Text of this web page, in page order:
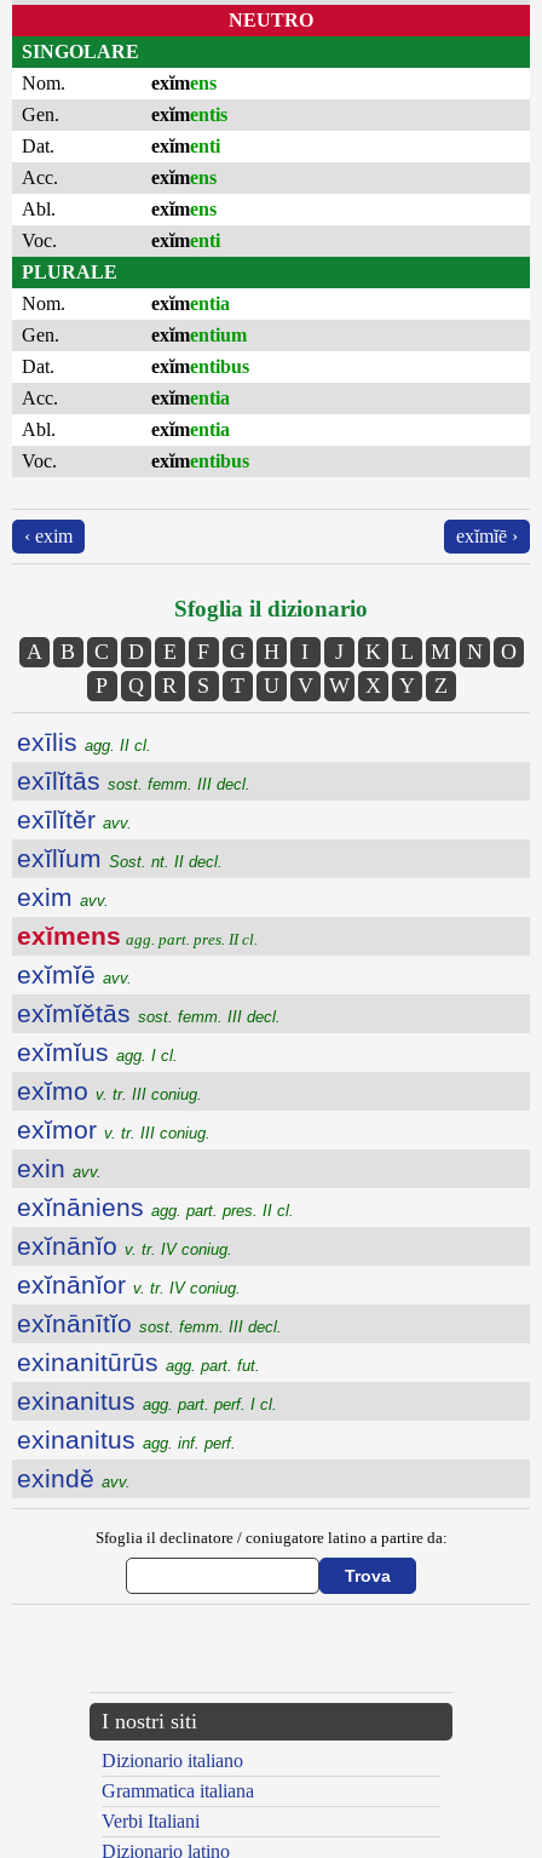
NEUTRO
SINGOLARE
Nom.
exĭmens
Gen.
exĭmentis
Dat.
exĭmenti
Acc.
exĭmens
Abl.
exĭmens
Voc.
exĭmenti
PLURALE
Nom.
exĭmentia
Gen.
exĭmentium
Dat.
exĭmentibus
Acc.
exĭmentia
Abl.
exĭmentia
Voc.
exĭmentibus
‹ exim exĭmĭē ›
Sfoglia il dizionario
A B C D E F G H I J K L M N
O
P
Q R S T U V W X Y Z
exīlis agg. II cl.
exīlĭtās sost. femm. III decl.
exīlĭtĕr avv.
exĭlĭum Sost. nt. II decl.
exim avv.
exĭmens agg. part. pres. II cl.
exĭmĭē avv.
exĭmĭĕtās sost. femm. III decl.
exĭmĭus agg. I cl.
exĭmo v. tr. III coniug.
exĭmor v. tr. III coniug.
exin avv.
exĭnāniens agg. part. pres. II cl.
exĭnānĭo v. tr. IV coniug.
exĭnānĭor v. tr. IV coniug.
exĭnānītĭo sost. femm. III decl.
exinanitūrūs agg. part. fut.
exinanitus agg. part. perf. I cl.
exinanitus agg. inf. perf.
exindĕ avv.
Sfoglia il declinatore / coniugatore latino a partire da:
I nostri siti
Dizionario italiano
Grammatica italiana
Verbi Italiani
Dizionario latino